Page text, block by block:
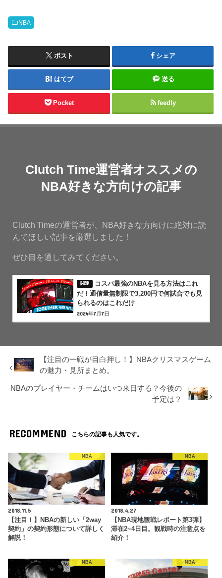
NBA
ポスト シェア
はてブ 送る
Pocket feedly
Clutch Time運営者オススメの
NBA好きな方向けの記事
Clutch Timeの運営者が、NBA好きな方向けに絶対に読
んでほしい記事を厳選しました！
ぜひ目を通してみてください。
コスパ最強のNBAを見る方法はこれ
だ！通信量無制限で3,200円で何試合でも見
られるのはこれだけ
2024年7月7日
【注目の一戦が目白押し！】NBAクリスマスゲーム
の魅力・見所まとめ。
NBAのプレイヤー・チームはいつ来日する？今後の
予定は？
RECOMMEND こちらの記事も人気です。
NBA
2018.11.5
【注目！】NBAの新しい「2way
契約」の契約形態について詳しく
解説！
NBA
2018.4.27
【NBA現地観戦レポート第3弾】
滞在2~4日目。観戦時の注意点を
紹介！
NBA NBA